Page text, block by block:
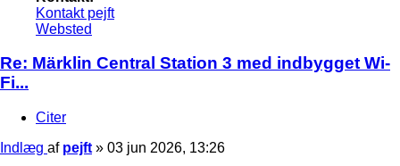
Kontakt pejft
Websted
Re: Märklin Central Station 3 med indbygget Wi-
Fi...
Citer
Indlæg af pejft » 03 jun 2026, 13:26